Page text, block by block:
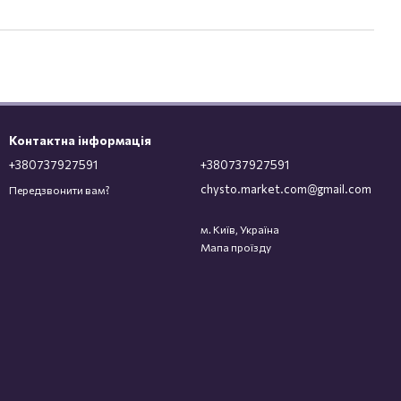
Контактна інформація
+380737927591
Передзвонити вам?
+380737927591
chysto.market.com@gmail.com
м. Київ, Україна
Мапа проїзду